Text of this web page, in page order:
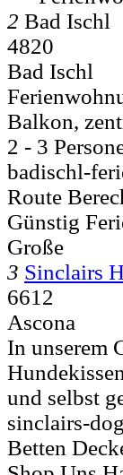
2
4820
Bad Ischl
Balkon,
2 - 3
badischl-
Route
Günstig
Große
3 Sinclairs
6612
Ascona
In unserem
und selbst
sinclairs-
Betten